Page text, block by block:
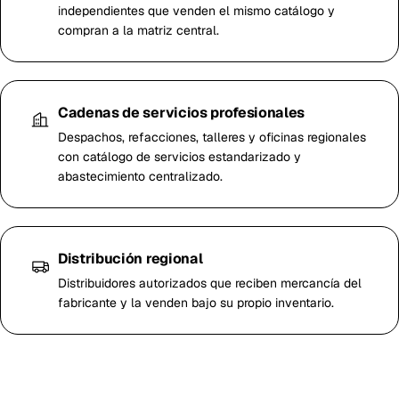
independientes que venden el mismo catálogo y
compran a la matriz central.
Cadenas de servicios profesionales
Despachos, refacciones, talleres y oficinas regionales
con catálogo de servicios estandarizado y
abastecimiento centralizado.
Distribución regional
Distribuidores autorizados que reciben mercancía del
fabricante y la venden bajo su propio inventario.